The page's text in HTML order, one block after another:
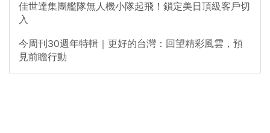
佳世達集團艦隊無人機小隊起飛！鎖定美日頂級客戶切
入
今周刊30週年特輯｜更好的台灣：回望精彩風雲，預
見前瞻行動